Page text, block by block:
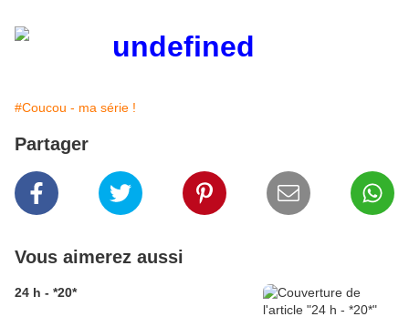
#Coucou - ma série !
Partager
Vous aimerez aussi
24 h - *20*